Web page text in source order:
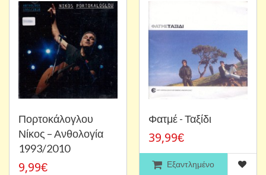
Πορτοκάλογλου
Νίκος ‎– Ανθολογία
1993/2010
9,99€
Φατμέ - Ταξίδι
39,99€
Εξαντλημένο